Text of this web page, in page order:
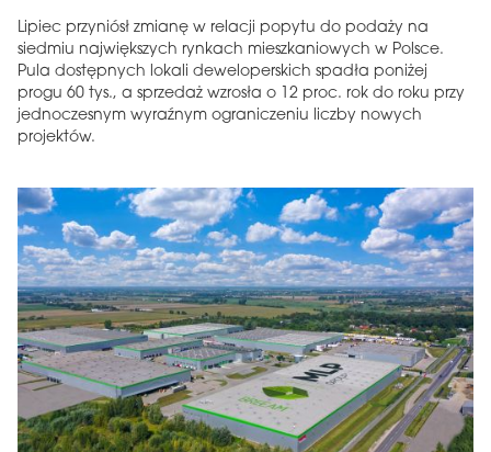
Lipiec przyniósł zmianę w relacji popytu do podaży na
siedmiu największych rynkach mieszkaniowych w Polsce.
Pula dostępnych lokali deweloperskich spadła poniżej
progu 60 tys., a sprzedaż wzrosła o 12 proc. rok do roku przy
jednoczesnym wyraźnym ograniczeniu liczby nowych
projektów.